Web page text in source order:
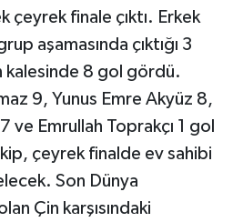
finale çıktı. Erkek
aşamasında çıktığı 3
kalesinde 8 gol gördü.
9, Yunus Emre Akyüz 8,
ve Emrullah Toprakçı 1 gol
çeyrek finalde ev sahibi
Son Dünya
Çin karşısındaki